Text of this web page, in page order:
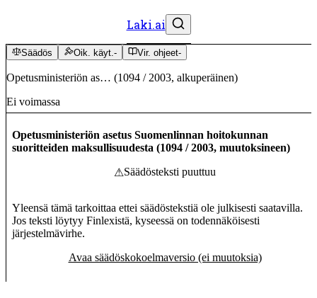
Laki.ai
Säädös Oik. käyt.- Vir. ohjeet-
Opetusministeriön as… (1094 / 2003, alkuperäinen)
Ei voimassa
Opetusministeriön asetus Suomenlinnan hoitokunnan
suoritteiden maksullisuudesta (1094 /2003, muutoksineen)
⚠Säädösteksti puuttuu
Yleensä tämä tarkoittaa ettei säädöstekstiä ole julkisesti saatavilla.
Jos teksti löytyy Finlexistä, kyseessä on todennäköisesti
järjestelmävirhe.
Avaa säädöskokoelmaversio (ei muutoksia)